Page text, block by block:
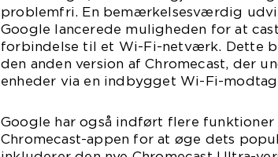
problemfri. En bemærkelsesværdig
Google lancerede muligheden for at
forbindelse til et Wi-Fi-netværk. Dette
den anden version af Chromecast, der
enheder via en indbygget Wi-Fi-
Google har også indført flere
Chromecast-appen for at øge dets